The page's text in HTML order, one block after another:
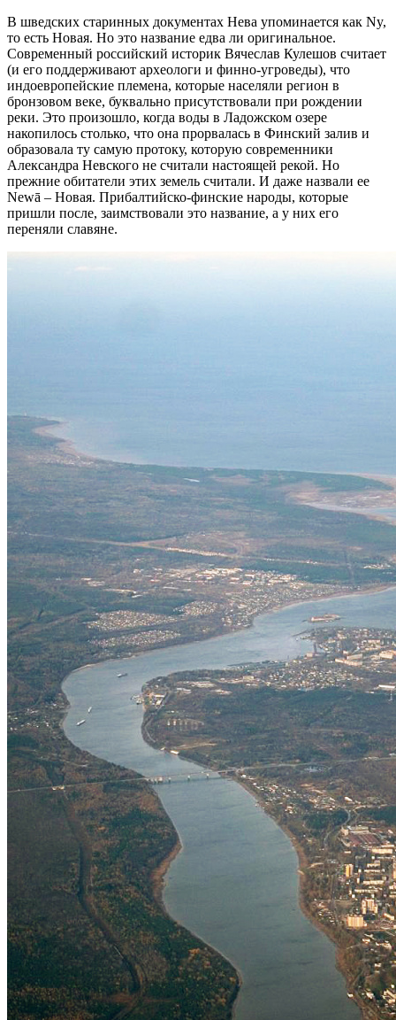
В шведских старинных документах Нева упоминается как Ny,
то есть Новая. Но это название едва ли оригинальное.
Современный российский историк Вячеслав Кулешов считает
(и его поддерживают археологи и финно-угроведы), что
индоевропейские племена, которые населяли регион в
бронзовом веке, буквально присутствовали при рождении
реки. Это произошло, когда воды в Ладожском озере
накопилось столько, что она прорвалась в Финский залив и
образовала ту самую протоку, которую современники
Александра Невского не считали настоящей рекой. Но
прежние обитатели этих земель считали. И даже назвали ее
Newā – Новая. Прибалтийско-финские народы, которые
пришли после, заимствовали это название, а у них его
переняли славяне.